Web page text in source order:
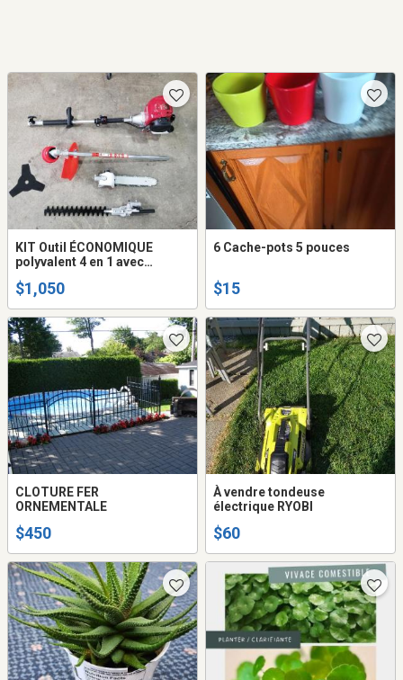
KIT Outil ÉCONOMIQUE
polyvalent 4 en 1 avec
TEMPS (élagage , haie ,
$1,050
6 Cache-pots 5 pouces
$15
CLOTURE FER
ORNEMENTALE
$450
À vendre tondeuse
électrique RYOBI
$60